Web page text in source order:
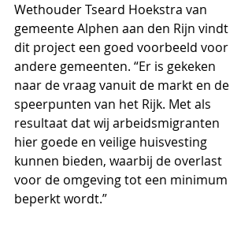
Wethouder Tseard Hoekstra van
gemeente Alphen aan den Rijn vindt
dit project een goed voorbeeld voor
andere gemeenten. “Er is gekeken
naar de vraag vanuit de markt en de
speerpunten van het Rijk. Met als
resultaat dat wij arbeidsmigranten
hier goede en veilige huisvesting
kunnen bieden, waarbij de overlast
voor de omgeving tot een minimum
beperkt wordt.”